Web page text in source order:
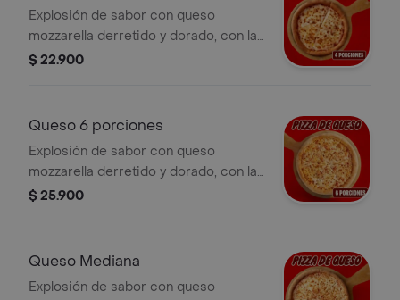
Explosión de sabor con queso
mozzarella derretido y dorado, con la
salsa pizza de Papa Johns con su
Pimienta Roja y Pepperoncini.
$ 22.900
Queso 6 porciones
Explosión de sabor con queso
mozzarella derretido y dorado, con la
salsa pizza de Papa Johns con su
Pepperoncini.
$ 25.900
Queso Mediana
Explosión de sabor con queso